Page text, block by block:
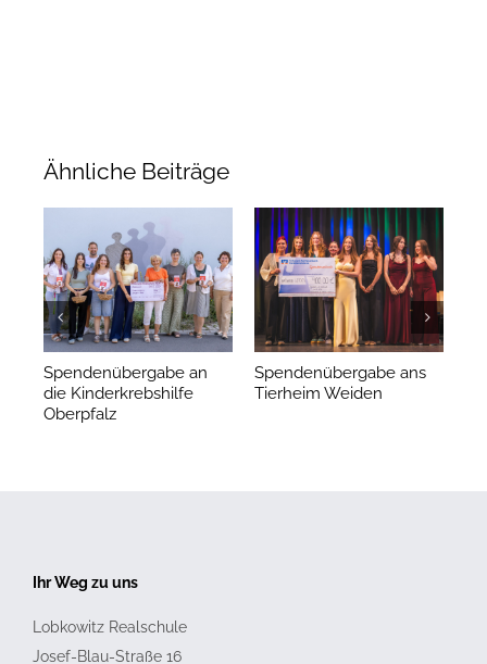
Ähnliche Beiträge
Spendenübergabe an
die Kinderkrebshilfe
Oberpfalz
Spendenübergabe ans
Tierheim Weiden
Ihr Weg zu uns
Lobkowitz Realschule
Josef-Blau-Straße 16